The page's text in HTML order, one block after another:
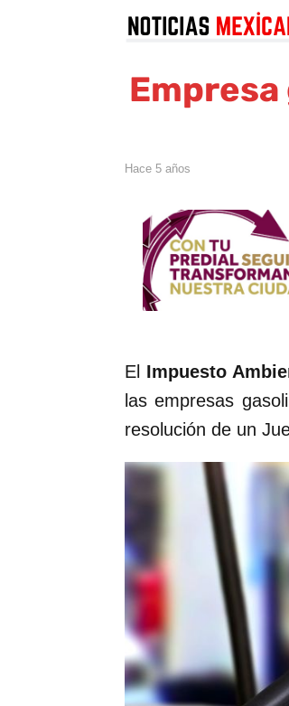
hace 5 años
El Impuesto
las empresas
resolución de un